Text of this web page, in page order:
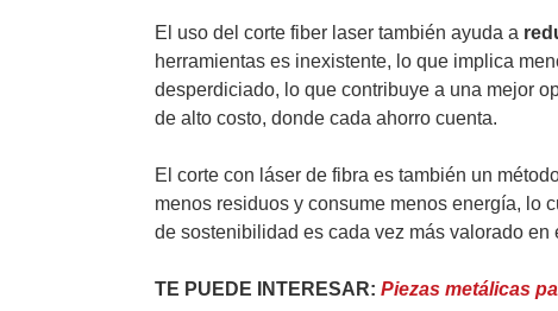
El uso del corte fiber laser también ayuda a
herramientas es inexistente, lo que implica
desperdiciado, lo que contribuye a una mejor
de alto costo, donde cada ahorro cuenta.
El corte con láser de fibra es también un
menos residuos y consume menos energía, lo
de sostenibilidad es cada vez más valorado
TE PUEDE INTERESAR: Piezas metálicas